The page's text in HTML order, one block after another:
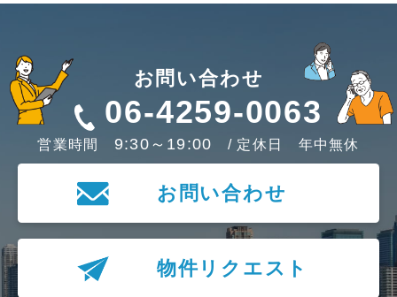
お問い合わせ
06-4259-0063
営業時間 9:30～19:00 / 定休日 年中無休
お問い合わせ
物件リクエスト